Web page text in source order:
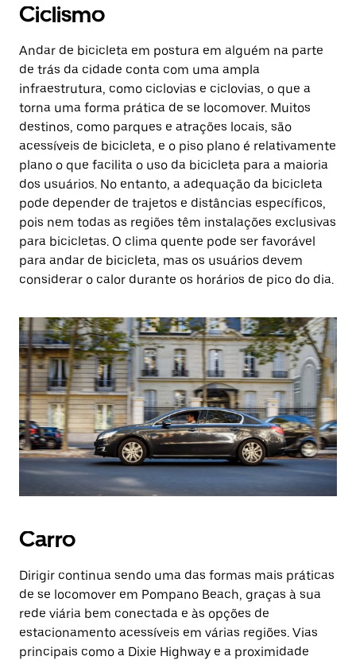
Ciclismo
Andar de bicicleta em postura em alguém na parte
de trás da cidade conta com uma ampla
infraestrutura, como ciclovias e ciclovias, o que a
torna uma forma prática de se locomover. Muitos
destinos, como parques e atrações locais, são
acessíveis de bicicleta, e o piso plano é relativamente
plano o que facilita o uso da bicicleta para a maioria
dos usuários. No entanto, a adequação da bicicleta
pode depender de trajetos e distâncias específicos,
pois nem todas as regiões têm instalações exclusivas
para bicicletas. O clima quente pode ser favorável
para andar de bicicleta, mas os usuários devem
considerar o calor durante os horários de pico do dia.
Carro
Dirigir continua sendo uma das formas mais práticas
de se locomover em Pompano Beach, graças à sua
rede viária bem conectada e às opções de
estacionamento acessíveis em várias regiões. Vias
principais como a Dixie Highway e a proximidade